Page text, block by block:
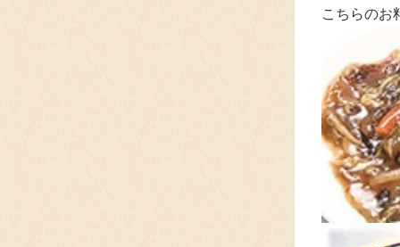
こちらのお